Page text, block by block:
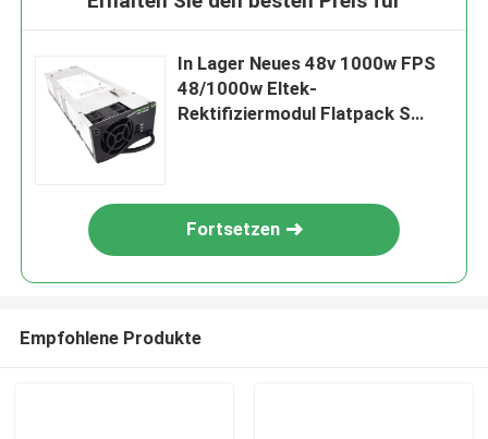
In Lager Neues 48v 1000w FPS
48/1000w Eltek-
Rektifiziermodul Flatpack S
Fortsetzen
Empfohlene Produkte